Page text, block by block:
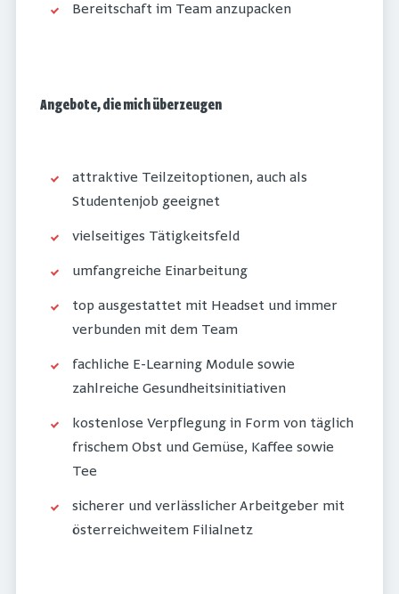
Bereitschaft im Team anzupacken
Angebote, die mich überzeugen
attraktive Teilzeitoptionen, auch als
Studentenjob geeignet
vielseitiges Tätigkeitsfeld
umfangreiche Einarbeitung
top ausgestattet mit Headset und immer
verbunden mit dem Team
fachliche E-Learning Module sowie
zahlreiche Gesundheitsinitiativen
kostenlose Verpflegung in Form von täglich
frischem Obst und Gemüse, Kaffee sowie
Tee
sicherer und verlässlicher Arbeitgeber mit
österreichweitem Filialnetz